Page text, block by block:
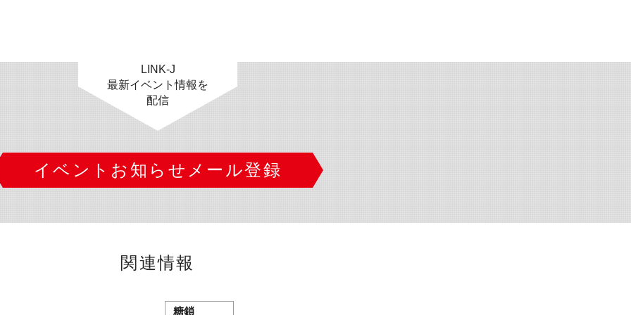
LINK-J
最新イベント情報を
配信
イベントお知らせメール登録
関連情報
糖鎖